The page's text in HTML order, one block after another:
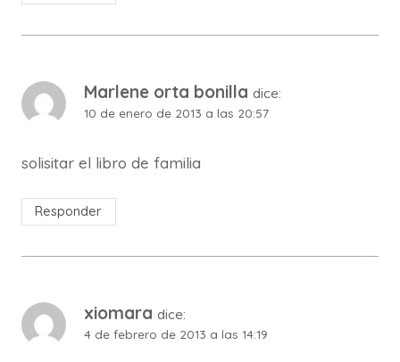
Marlene orta bonilla dice:
10 de enero de 2013 a las 20:57
solisitar el libro de familia
Responder
xiomara dice:
4 de febrero de 2013 a las 14:19